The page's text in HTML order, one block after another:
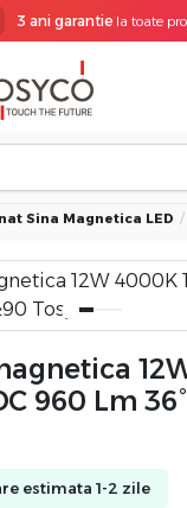
3 ani garantiela toate
Sina Magnetica LED
960 Lm
estimata 1-2 zile